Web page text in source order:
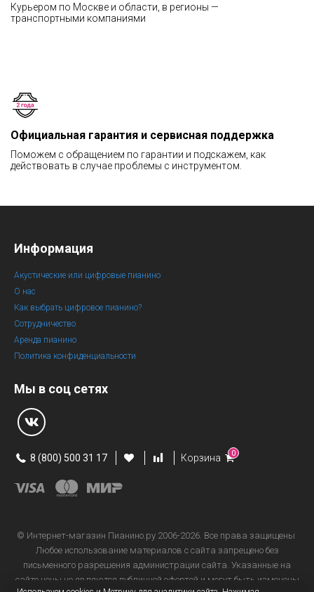
Курьером по Москве и области, в регионы —
транспортными компаниями
Официальная гарантия и сервисная поддержка
Поможем с обращением по гарантии и подскажем, как
действовать в случае проблемы с инструментом.
Информация
Акустические или цифровые пианино
О нас
Как выбрать цифровое пианино?
Сотрудничество
Аренда пианино
Политика конфиденциальности
Мы в соц сетях
8 (800) 500 31 17 Корзина 0
© Интернет-магазин Пианино.ру 2006-2026. Все права защищены
Любое использование материалов с сайта запрещено без
письменного разрешения администрации сайта. Указанные на
сайте цены не являются публичной офертой и могут быть изменены